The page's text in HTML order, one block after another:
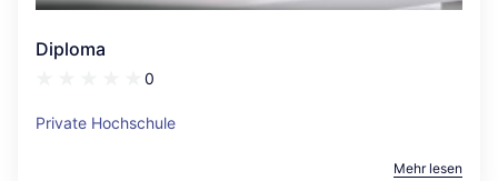
Diploma
0
Private Hochschule
Mehr lesen